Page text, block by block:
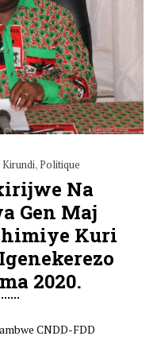
Kirundi,Politique
Na
Gen Maj
Kuri
2020.
CNDD-FDD